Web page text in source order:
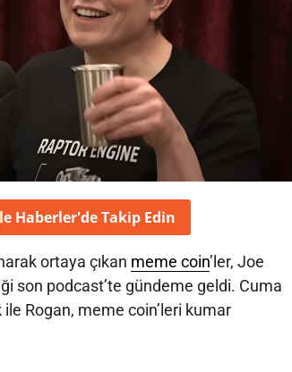
Haberler'deTakip Edin
ortaya çıkan meme coin’ler, Joe
son podcast’te gündeme geldi. Cuma
Rogan, meme coin’leri kumar